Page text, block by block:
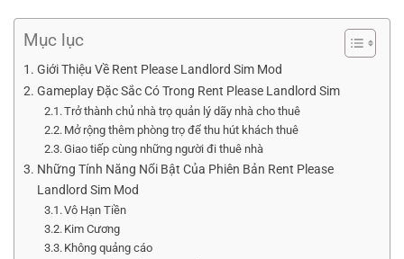
Mục lục
Giới Thiệu Về Rent Please Landlord Sim Mod
Gameplay Đặc Sắc Có Trong Rent Please Landlord Sim
Trở thành chủ nhà trọ quản lý dãy nhà cho thuê
Mở rộng thêm phòng trọ để thu hút khách thuê
Giao tiếp cùng những người đi thuê nhà
Những Tính Năng Nổi Bật Của Phiên Bản Rent Please
Landlord Sim Mod
Vô Hạn Tiền
Kim Cương
Không quảng cáo